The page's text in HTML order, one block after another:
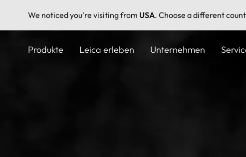
We noticed you're visiting from USA. Choose a different
Produkte Leica erleben Unternehmen